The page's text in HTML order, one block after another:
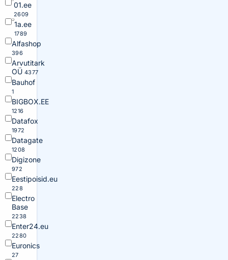
01.ee
2609
1a.ee
1789
Alfashop
396
Arvutitark
OÜ 4377
Bauhof
1
BIGBOX.EE
1216
Datafox
1972
Datagate
1208
Digizone
972
Eestipoisid.eu
228
Electro
Base
2238
Enter24.eu
2280
Euronics
27